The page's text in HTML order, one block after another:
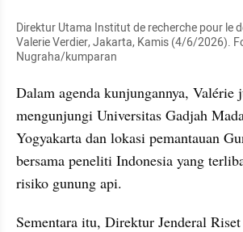
Direktur Utama Institut de recherche pour le
Valerie Verdier, Jakarta, Kamis (4/6/2026).
Nugraha/kumparan
Dalam agenda kunjungannya, Valérie
mengunjungi Universitas Gadjah
Yogyakarta dan lokasi pemantauan
bersama peneliti Indonesia yang
risiko gunung api.
Sementara itu, Direktur Jenderal